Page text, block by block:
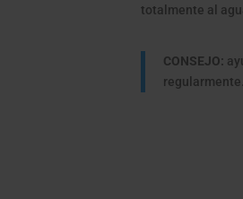
totalmente al
CONSEJO:
regularmente.